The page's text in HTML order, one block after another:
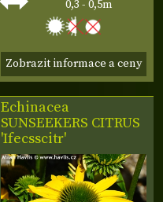
0,3 - 0,5m
Zobrazit informace a ceny
Echinacea
SUNSEEKERS CITRUS
'Ifecsscitr'